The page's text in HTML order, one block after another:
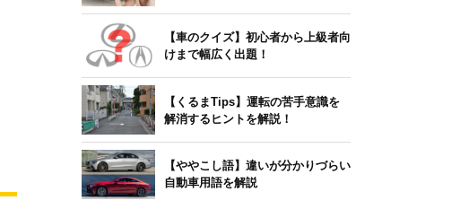
【車のクイズ】初心者から上級者向
けまで幅広く出題！
【くるまTips】運転の苦手意識を
解消するヒントを解説！
【ややこし語】違いが分かりづらい
自動車用語を解説